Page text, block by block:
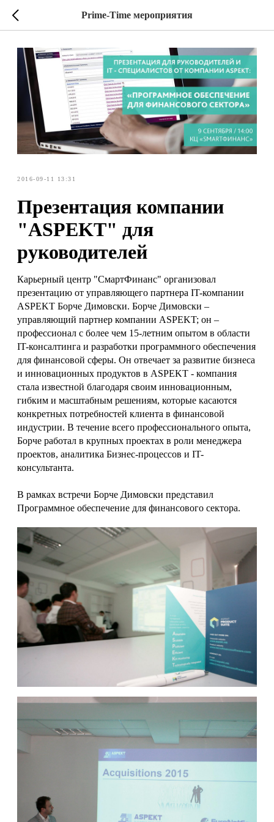
Prime-Time мероприятия
2016-09-11 13:31
Презентация компании
"ASPEKT" для
руководителей
Карьерный центр "СмартФинанс" организовал
презентацию от управляющего партнера IT-компании
ASPEKT Борче Димовски. Борче Димовски –
управляющий партнер компании ASPEKT; он –
профессионал с более чем 15-летним опытом в области
IT-консалтинга и разработки программного обеспечения
для финансовой сферы. Он отвечает за развитие бизнеса
и инновационных продуктов в ASPEKT - компания
стала известной благодаря своим инновационным,
гибким и масштабным решениям, которые касаются
конкретных потребностей клиента в финансовой
индустрии. В течение всего профессионального опыта,
Борче работал в крупных проектах в роли менеджера
проектов, аналитика Бизнес-процессов и IT-
консультанта.
В рамках встречи Борче Димовски представил
Программное обеспечение для финансового сектора.